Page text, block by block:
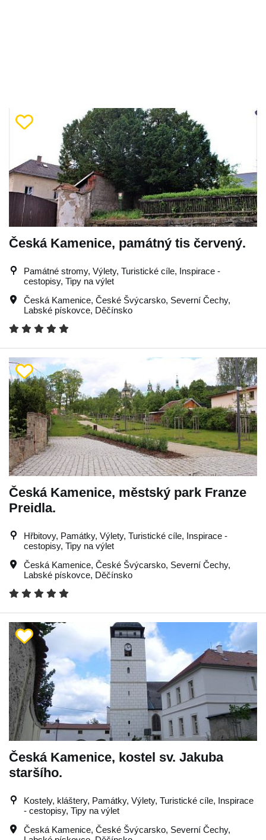
Česká Kamenice, památný tis červený.
Památné stromy, Výlety, Turistické cíle, Inspirace -
cestopisy, Tipy na výlet
Česká Kamenice, České Švýcarsko, Severní Čechy,
Labské pískovce, Děčínsko
Česká Kamenice, městský park Franze
Preidla.
Hřbitovy, Památky, Výlety, Turistické cíle, Inspirace -
cestopisy, Tipy na výlet
Česká Kamenice, České Švýcarsko, Severní Čechy,
Labské pískovce, Děčínsko
Česká Kamenice, kostel sv. Jakuba
staršího.
Kostely, kláštery, Památky, Výlety, Turistické cíle, Inspirace
- cestopisy, Tipy na výlet
Česká Kamenice, České Švýcarsko, Severní Čechy,